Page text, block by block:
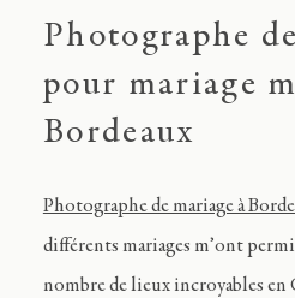
Photographe
pour mariage
Bordeaux
Photographe de mariage à
différents mariages m’ont
nombre de lieux incroyables en